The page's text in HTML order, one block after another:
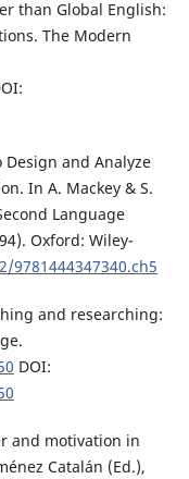
than Global English:
The Modern
Design and Analyze
In A. Mackey & S.
Language
Oxford: Wiley-
and researching:
DOI:
and motivation in
Catalán (Ed.),